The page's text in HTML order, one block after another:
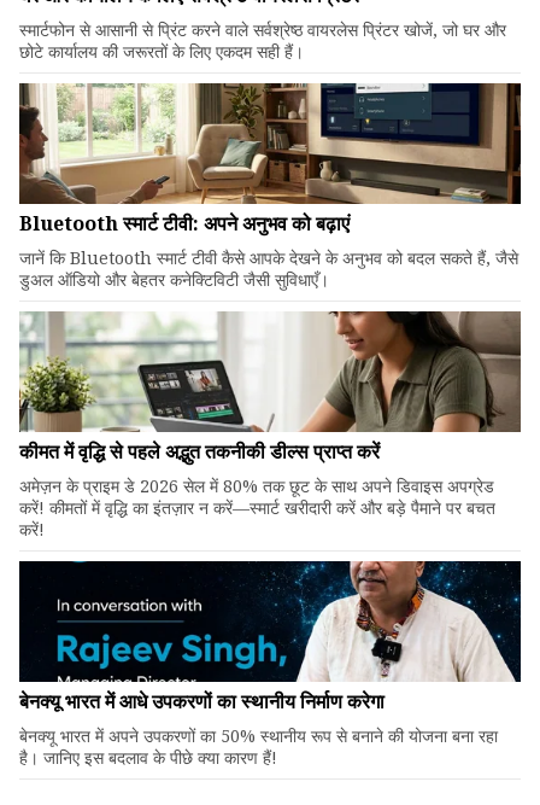
स्मार्टफोन से आसानी से प्रिंट करने वाले सर्वश्रेष्ठ वायरलेस प्रिंटर खोजें, जो घर और
छोटे कार्यालय की जरूरतों के लिए एकदम सही हैं।
Bluetooth स्मार्ट टीवी: अपने अनुभव को बढ़ाएं
जानें कि Bluetooth स्मार्ट टीवी कैसे आपके देखने के अनुभव को बदल सकते हैं, जैसे
डुअल ऑडियो और बेहतर कनेक्टिविटी जैसी सुविधाएँ।
कीमत में वृद्धि से पहले अद्भुत तकनीकी डील्स प्राप्त करें
अमेज़न के प्राइम डे 2026 सेल में 80% तक छूट के साथ अपने डिवाइस अपग्रेड
करें! कीमतों में वृद्धि का इंतज़ार न करें—स्मार्ट खरीदारी करें और बड़े पैमाने पर बचत
करें!
बेनक्यू भारत में आधे उपकरणों का स्थानीय निर्माण करेगा
बेनक्यू भारत में अपने उपकरणों का 50% स्थानीय रूप से बनाने की योजना बना रहा
है। जानिए इस बदलाव के पीछे क्या कारण हैं!